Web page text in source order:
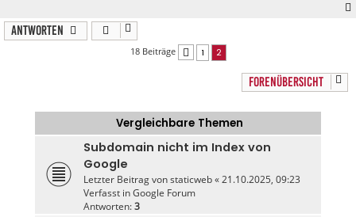
Antworten
18 Beiträge Vorherige
1 2
FORENÜBERSICHT
Vergleichbare Themen
Subdomain nicht im Index von
Google
Letzter Beitrag vonstaticweb«21.10.2025, 09:23
Verfasst inGoogle Forum
Antworten:3